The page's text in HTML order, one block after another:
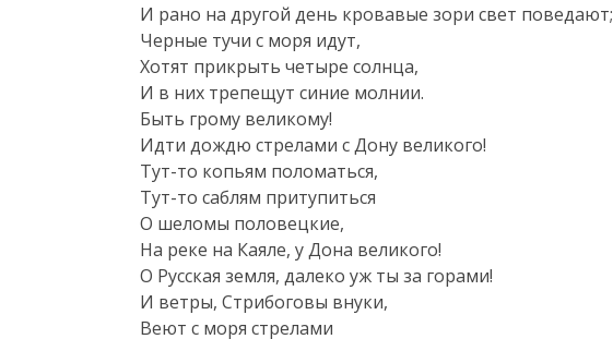
И рано на другой день кровавые зори свет поведают;
Черные тучи с моря идут,
Хотят прикрыть четыре солнца,
И в них трепещут синие молнии.
Быть грому великому!
Идти дождю стрелами с Дону великого!
Тут-то копьям поломаться,
Тут-то саблям притупиться
О шеломы половецкие,
На реке на Каяле, у Дона великого!
О Русская земля, далеко уж ты за горами!
И ветры, Стрибоговы внуки,
Веют с моря стрелами